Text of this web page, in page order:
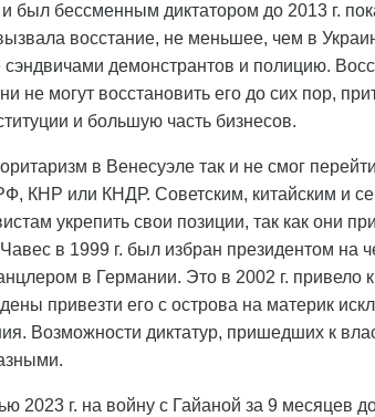
был бессменным диктатором до 2013 г.
восстание, не меньшее, чем в
демонстрантов и полицию.
не могут восстановить его до сих пор,
и большую часть бизнесов.
в Венесуэле так и не смог
КНР или КНДР. Советским, китайским и
укрепить свои позиции, так как они
в 1999 г. был избран президентом на
в Германии. Это в 2002 г.
привезти его с острова на материк
Возможности диктатур, пришедших к
2023 г. на войну с Гайаной за 9 месяцев